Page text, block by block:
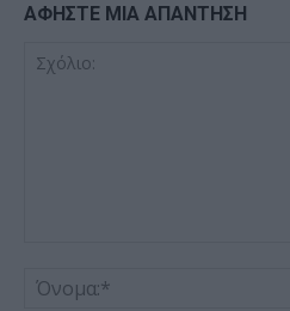
ΑΦΗΣΤΕ ΜΙΑ ΑΠΑΝΤΗΣΗ